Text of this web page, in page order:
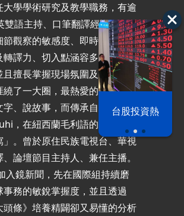
漢光42演習 台股投資熱
大學學術研究及教學職務，有逾
雙語主持、口筆翻譯經驗。訓
節觀察的敏感度、即時快速的資
轉譯力、切入點涵容多元的解析
擅長掌握現場氛圍及節奏。
繞了一大圈，最熱愛的仍是國際
字、說故事，而傳承自家族長輩
，在紐西蘭毛利語的意思，即
」。曾於原住民族電視台、華視
論壇節目主持人、兼任主播。
入鏡新聞，先在國際組持續磨
事務的敏銳掌握度，並且透過
頭條》培養精闢卻又易懂的分析